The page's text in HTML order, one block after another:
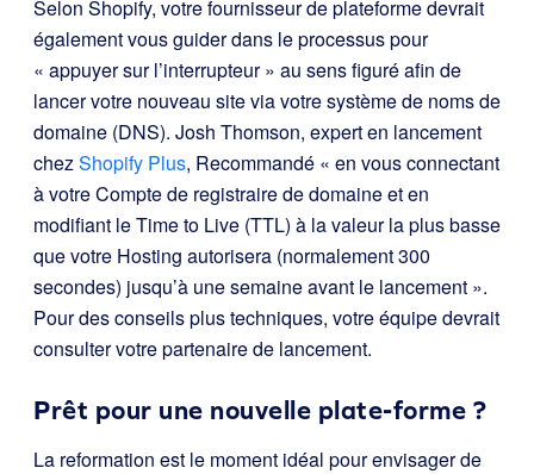
Selon Shopify, votre fournisseur de plateforme devrait
également vous guider dans le processus pour
« appuyer sur l’interrupteur » au sens figuré afin de
lancer votre nouveau site via votre système de noms de
domaine (DNS). Josh Thomson, expert en lancement
chezShopify Plus, Recommandé « en vous connectant
à votre Compte de registraire de domaine et en
modifiant le Time to Live (TTL) à la valeur la plus basse
que votre Hosting autorisera (normalement 300
secondes) jusqu’à une semaine avant le lancement ».
Pour des conseils plus techniques, votre équipe devrait
consulter votre partenaire de lancement.
Prêt pour une nouvelle plate-forme ?
La reformation est le moment idéal pour envisager de